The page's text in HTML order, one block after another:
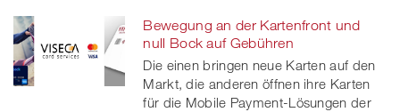
Bewegung an der Kartenfront und
null Bock auf Gebühren
Die einen bringen neue Karten auf den
Markt, die anderen öffnen ihre Karten
für die Mobile Payment-Lösungen der